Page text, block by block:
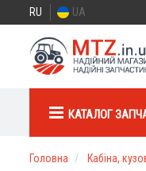
RU UA
КАТАЛОГ
Головна Кабіна,